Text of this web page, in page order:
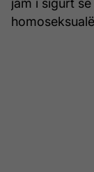
jam i sigurt